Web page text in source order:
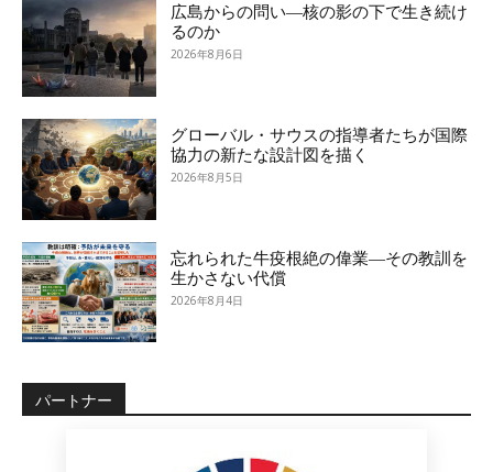
広島からの問い―核の影の下で生き続け
るのか
2026年8月6日
グローバル・サウスの指導者たちが国際
協力の新たな設計図を描く
2026年8月5日
忘れられた牛疫根絶の偉業―その教訓を
生かさない代償
2026年8月4日
パートナー